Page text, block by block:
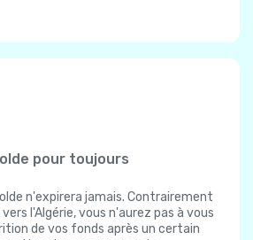
pour toujours
n'expirera jamais. Contrairement
l'Algérie, vous n'aurez pas à vous
de vos fonds après un certain